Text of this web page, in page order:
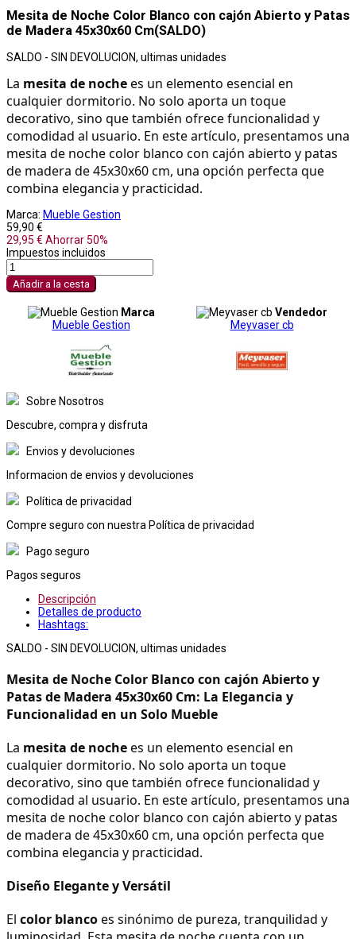
Mesita de Noche Color Blanco con cajón Abierto y Patas
de Madera 45x30x60 Cm(SALDO)
SALDO - SIN DEVOLUCION, ultimas unidades
La mesita de noche es un elemento esencial en
cualquier dormitorio. No solo aporta un toque
decorativo, sino que también ofrece funcionalidad y
comodidad al usuario. En este artículo, presentamos una
mesita de noche color blanco con cajón abierto y patas
de madera de 45x30x60 cm, una opción perfecta que
combina elegancia y practicidad.
Marca: Mueble Gestion
59,90 €
29,95 € Ahorrar 50%
Impuestos incluidos
Añadir a la cesta
Marca
Mueble Gestion
Vendedor
Meyvaser cb
Sobre Nosotros
Descubre, compra y disfruta
Envios y devoluciones
Informacion de envios y devoluciones
Política de privacidad
Compre seguro con nuestra Política de privacidad
Pago seguro
Pagos seguros
Descripción
Detalles de producto
Hashtags:
SALDO - SIN DEVOLUCION, ultimas unidades
Mesita de Noche Color Blanco con cajón Abierto y
Patas de Madera 45x30x60 Cm: La Elegancia y
Funcionalidad en un Solo Mueble
La mesita de noche es un elemento esencial en
cualquier dormitorio. No solo aporta un toque
decorativo, sino que también ofrece funcionalidad y
comodidad al usuario. En este artículo, presentamos una
mesita de noche color blanco con cajón abierto y patas
de madera de 45x30x60 cm, una opción perfecta que
combina elegancia y practicidad.
Diseño Elegante y Versátil
El color blanco es sinónimo de pureza, tranquilidad y